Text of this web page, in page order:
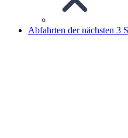
Abfahrten der nächsten 3